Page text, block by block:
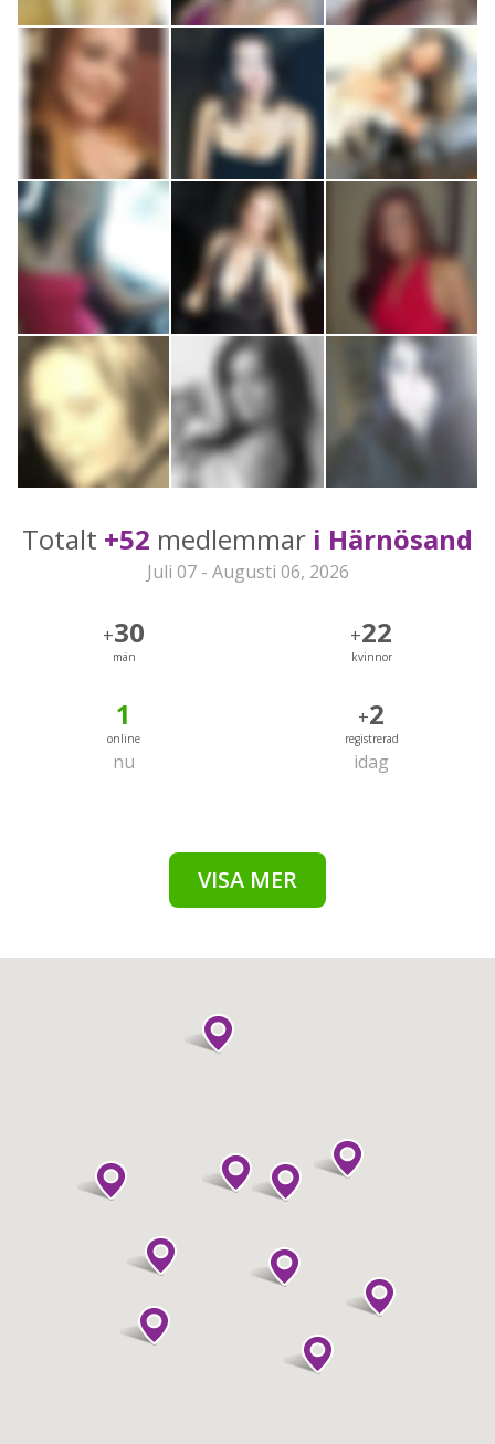
Totalt +52 medlemmar i Härnösand
Juli 07 - Augusti 06, 2026
+30
män
+22
kvinnor
1
online
nu
+2
registrerad
idag
VISA MER